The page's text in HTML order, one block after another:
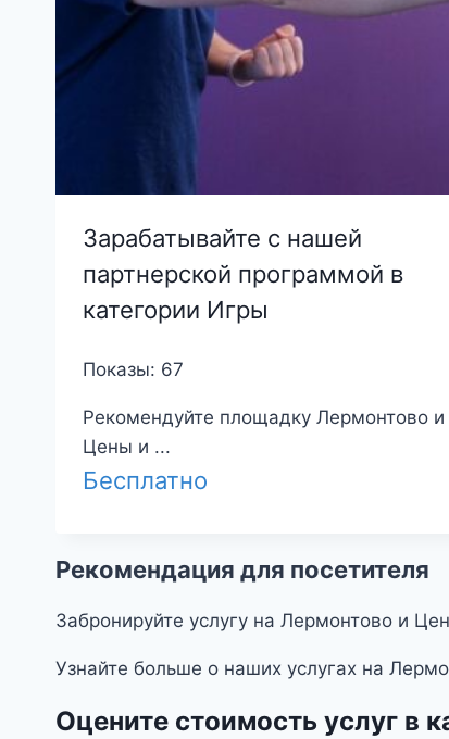
Зарабатывайте с нашей
партнерской программой в
категории Игры
Показы: 67
Рекомендуйте площадку Лермонтово и
Цены и ...
Бесплатно
Рекомендация для посетителя
Забронируйте услугу на Лермонтово и
Узнайте больше о наших услугах на
Оцените стоимость услуг в